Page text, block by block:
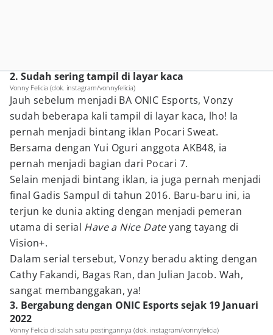
2. Sudah sering tampil di layar kaca
Vonny Felicia (dok. instagram/vonnyfelicia)
Jauh sebelum menjadi BA ONIC Esports, Vonzy
sudah beberapa kali tampil di layar kaca, lho! Ia
pernah menjadi bintang iklan Pocari Sweat.
Bersama dengan Yui Oguri anggota AKB48, ia
pernah menjadi bagian dari Pocari 7.
Selain menjadi bintang iklan, ia juga pernah menjadi
final Gadis Sampul di tahun 2016. Baru-baru ini, ia
terjun ke dunia akting dengan menjadi pemeran
utama di serial Have a Nice Dateyang tayang di
Vision+.
Dalam serial tersebut, Vonzy beradu akting dengan
Cathy Fakandi, Bagas Ran, dan Julian Jacob. Wah,
sangat membanggakan, ya!
3. Bergabung dengan ONIC Esports sejak 19 Januari
2022
Vonny Felicia di salah satu postingannya (dok. instagram/vonnyfelicia)